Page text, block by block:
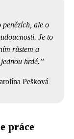
ale o
Je to
růstem a
hrdé.
Pešková
práce